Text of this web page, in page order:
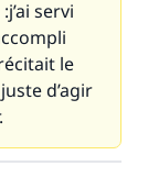
servi
le
d’agir